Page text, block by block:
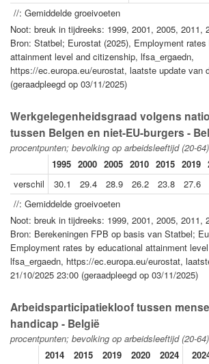
//: Gemiddelde groeivoeten
Noot: breuk in tijdreeks: 1999, 2001, 2005, 2011,
Bron: Statbel; Eurostat (2025), Employment
attainment level and citizenship, lfsa_ergaedn,
https://ec.europa.eu/eurostat, laatste update van
(geraadpleegd op 03/11/2025)
Werkgelegenheidsgraad volgens
tussen Belgen en niet-EU-burgers -
procentpunten; bevolking op arbeidsleeftijd (20-64)
1995 2000 2005 2010 2015 2019
verschil
30.1 29.4 28.9 26.2 23.8 27.6
//: Gemiddelde groeivoeten
Noot: breuk in tijdreeks: 1999, 2001, 2005, 2011,
Bron: Berekeningen FPB op basis van Statbel;
Employment rates by educational attainment
lfsa_ergaedn, https://ec.europa.eu/eurostat,
21/10/2025 23:00 (geraadpleegd op 03/11/2025)
Arbeidsparticipatiekloof tussen
handicap - België
procentpunten; bevolking op arbeidsleeftijd (20-64)
2014
2015 2019 2020 2024